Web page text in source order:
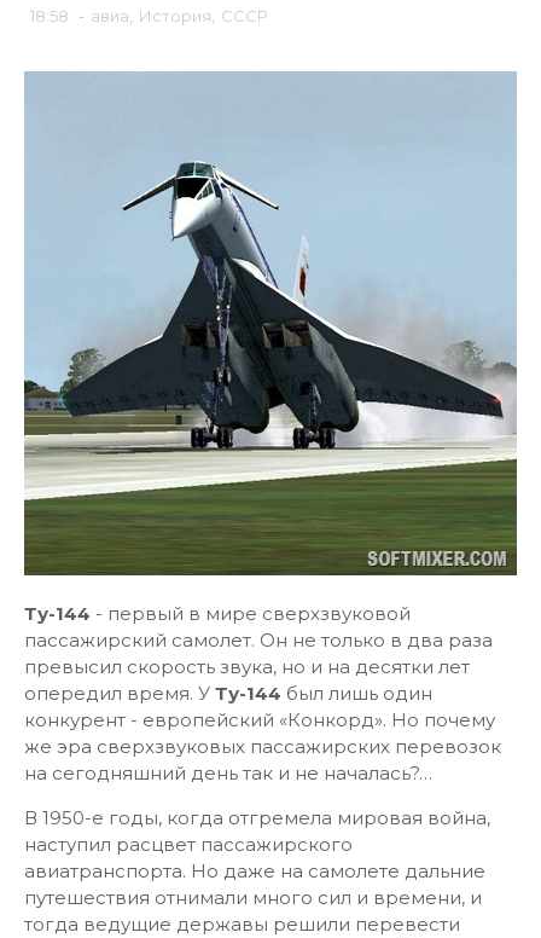
18:58 - авиа История СССР
Ту-144 - первый в мире сверхзвуковой
пассажирский самолет. Он не только в два раза
превысил скорость звука, но и на десятки лет
опередил время. У Ту-144 был лишь один
конкурент - европейский «Конкорд». Но почему
же эра сверхзвуковых пассажирских перевозок
на сегодняшний день так и не началась?…
В 1950-е годы, когда отгремела мировая война,
наступил расцвет пассажирского
авиатранспорта. Но даже на самолете дальние
путешествия отнимали много сил и времени, и
тогда ведущие державы решили перевести